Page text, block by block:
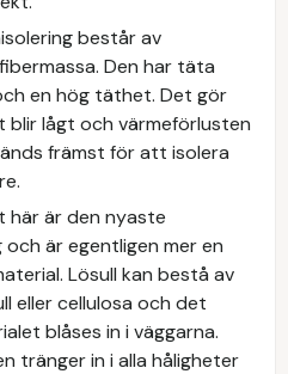
består av
Den har täta
en hög täthet. Det gör
lågt och värmeförlusten
främst för att isolera
här är den nyaste
är egentligen mer en
Lösull kan bestå av
eller cellulosa och det
blåses in i väggarna.
tränger in i alla håligheter